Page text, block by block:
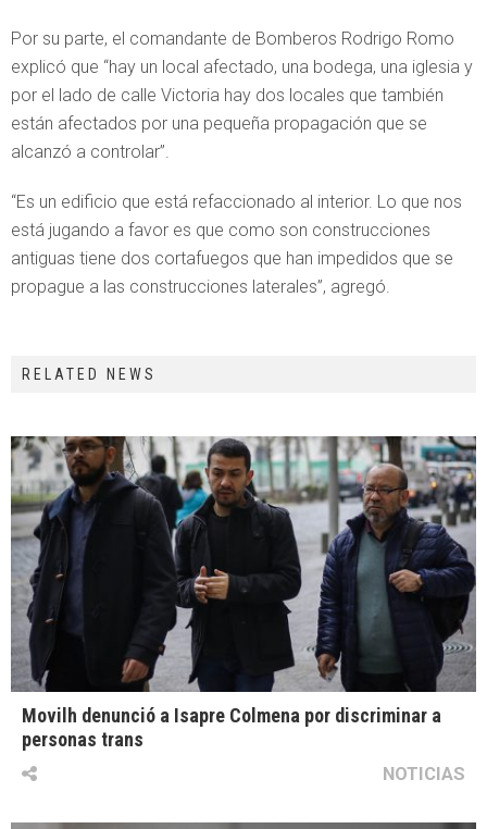
Por su parte, el comandante de Bomberos Rodrigo Romo
explicó que “hay un local afectado, una bodega, una iglesia y
por el lado de calle Victoria hay dos locales que también
están afectados por una pequeña propagación que se
alcanzó a controlar”.
“Es un edificio que está refaccionado al interior. Lo que nos
está jugando a favor es que como son construcciones
antiguas tiene dos cortafuegos que han impedidos que se
propague a las construcciones laterales”, agregó.
RELATED NEWS
Movilh denunció a Isapre Colmena por discriminar a
personas trans
NOTICIAS